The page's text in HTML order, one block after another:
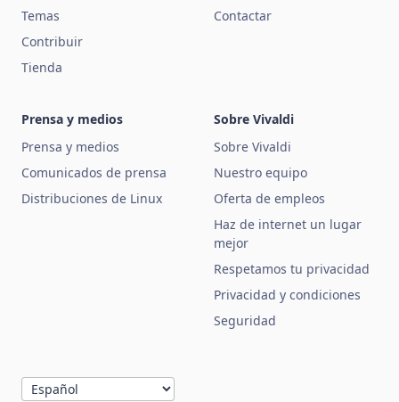
Temas
Contribuir
Tienda
Contactar
Prensa y medios
Prensa y medios
Comunicados de prensa
Distribuciones de Linux
Sobre Vivaldi
Sobre Vivaldi
Nuestro equipo
Oferta de empleos
Haz de internet un lugar
mejor
Respetamos tu privacidad
Privacidad y condiciones
Seguridad